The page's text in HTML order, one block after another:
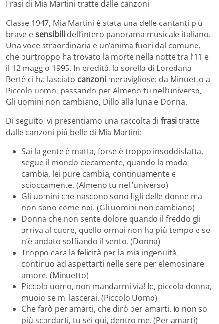
Frasi di Mia Martini tratte dalle canzoni
Classe 1947, Mia Martini è stata una delle cantanti più
brave esensibili dell’intero panorama musicale italiano.
Una voce straordinaria e un’anima fuori dal comune,
che purtroppo ha trovato la morte nella notte tra l’11 e
il 12 maggio 1995. In eredità, la sorella di Loredana
Bertè ci ha lasciato canzoni meravigliose: da Minuetto a
Piccolo uomo, passando per Almeno tu nell’universo,
Gli uomini non cambiano, Dillo alla luna e Donna.
Di seguito, vi presentiamo una raccolta di frasitratte
dalle canzoni più belle di Mia Martini:
Sai la gente è matta, forse è troppo insoddisfatta,
segue il mondo ciecamente, quando la moda
cambia, lei pure cambia, continuamente e
scioccamente. (Almeno tu nell’universo)
Gli uomini che nascono sono figli delle donne ma
non sono come noi. (Gli uomini non cambiano)
Donna che non sente dolore quando il freddo gli
arriva al cuore, quello ormai non ha più tempo e se
n’è andato soffiando il vento. (Donna)
Troppo cara la felicità per la mia ingenuità,
continuo ad aspettarti nelle sere per elemosinare
amore. (Minuetto)
Piccolo uomo, non mandarmi via! Io, piccola donna,
muoio se mi lascerai. (Piccolo Uomo)
Che farò per amarti, che dirò per amarti. Io non so
più scordarti, tu sei qui, dentro me. (Per amarti)